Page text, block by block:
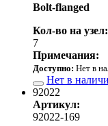
Bolt-flanged
Кол-во на узел:
7
Примечания:
Доступно: Нет в
Нет в
92022
Артикул:
92022-169